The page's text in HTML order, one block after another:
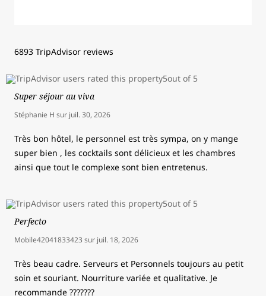
6893 TripAdvisor reviews
Super séjour au viva
Stéphanie H sur juil. 30, 2026
Très bon hôtel, le personnel est très sympa, on y mange
super bien , les cocktails sont délicieux et les chambres
ainsi que tout le complexe sont bien entretenus.
Perfecto
Mobile42041833423 sur juil. 18, 2026
Très beau cadre. Serveurs et Personnels toujours au petit
soin et souriant. Nourriture variée et qualitative. Je
recommande ???????